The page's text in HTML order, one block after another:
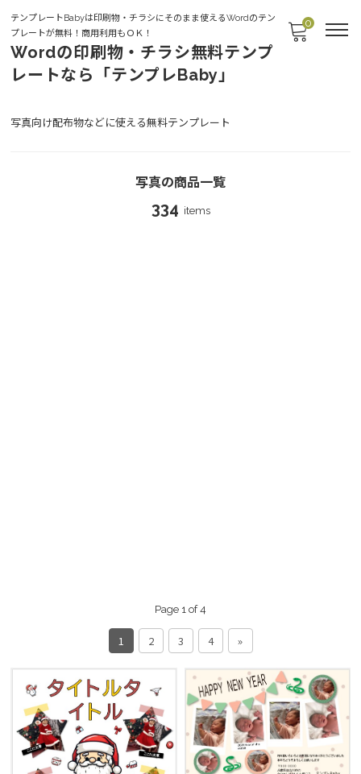
テンプレートBabyは印刷物・チラシにそのまま使えるWordのテン
プレートが無料！商用利用もＯＫ！
Wordの印刷物・チラシ無料テンプ
レートなら「テンプレBaby」
0
写真向け配布物などに使える無料テンプレート
写真の商品一覧
334 items
Page 1 of 4
1 2 3 4 »